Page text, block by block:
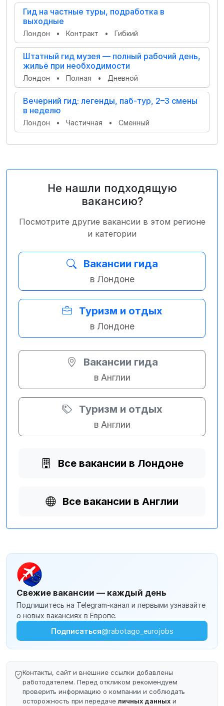
Гид на частные туры, подработка в
выходные
Лондон • Контракт • Гибкий
Штатный гид музея — полный рабочий день,
жильё при необходимости
Лондон • Полная • Дневной
Вечерний гид: легенды, паб-тур, 2–3 смены
в неделю
Лондон • Частичная • Сменный
Не нашли подходящую
вакансию?
Посмотрите другие вакансии в этом регионе
и категории
Вакансии гида
в Лондоне
Туризм и отдых
в Лондоне
Вакансии гида
в Англии
Туризм и отдых
в Англии
Все вакансии в Лондоне
Все вакансии в Англии
Свежие вакансии — каждый день
Подпишитесь на Telegram-канал и первыми узнавайте
о новых вакансиях в Европе.
Подписаться@rabotago_eurojobs
Контакты, сайт и внешние ссылки добавлены
работодателем. Перед откликом рекомендуем
проверить информацию о компании и соблюдать
осторожность при передачеличных данных и